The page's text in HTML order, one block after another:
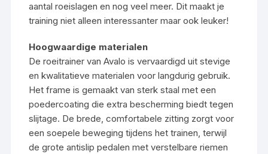
aantal roeislagen en nog veel meer. Dit maakt je
training niet alleen interessanter maar ook leuker!
Hoogwaardige materialen
De roeitrainer van Avalo is vervaardigd uit stevige
en kwalitatieve materialen voor langdurig gebruik.
Het frame is gemaakt van sterk staal met een
poedercoating die extra bescherming biedt tegen
slijtage. De brede, comfortabele zitting zorgt voor
een soepele beweging tijdens het trainen, terwijl
de grote antislip pedalen met verstelbare riemen